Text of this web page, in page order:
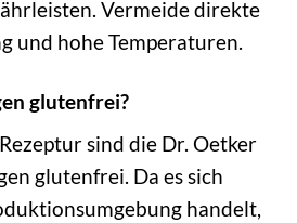
Vermeide direkte
und hohe Temperaturen.
glutenfrei?
sind die Dr. Oetker
glutenfrei. Da es sich
handelt,